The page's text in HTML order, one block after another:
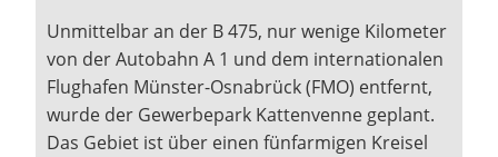
Unmittelbar an der B 475, nur wenige Kilometer
von der Autobahn A 1 und dem internationalen
Flughafen Münster-Osnabrück (FMO) entfernt,
wurde der Gewerbepark Kattenvenne geplant.
Das Gebiet ist über einen fünfarmigen Kreisel